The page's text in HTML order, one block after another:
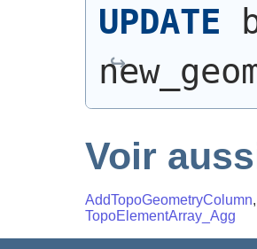
UPDATE
Voir
AddTopoGeometryColumn,
TopoElementArray_Agg